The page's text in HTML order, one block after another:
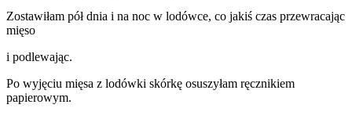
Zostawiłam pół dnia i na noc w lodówce, co jakiś czas przewracając
mięso
i podlewając.
Po wyjęciu mięsa z lodówki skórkę osuszyłam ręcznikiem
papierowym.